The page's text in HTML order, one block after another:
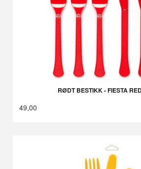
RØDT BESTIKK - FIESTA
49,00